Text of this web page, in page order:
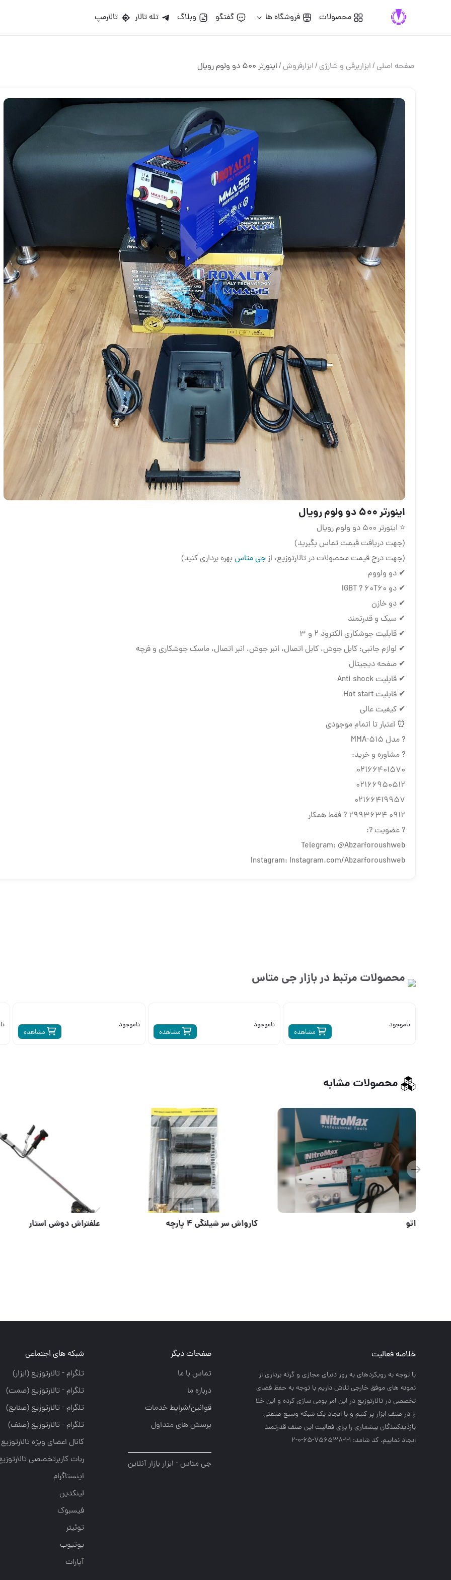
محصولات فروشگاه ها گفتگو وبلاگ تله تالار تالارمپ
صفحه اصلی/ابزاربرقی و شارژی/ابزارفروش/اینورتر ۵۰۰ دو ولوم رویال
اینورتر ۵۰۰ دو ولوم رویال
⭐ اینورتر ۵۰۰ دو ولوم رویال
(جهت دریافت قیمت تماس بگیرید)
(جهت درج قیمت محصولات در تالارتوزیع، ازجی متاس بهره برداری کنید)
✔ دو ولووم
✔ دو IGBT ? 60T60
✔ دو خازن
✔ سبک و قدرتمند
✔ قابلیت جوشکاری الکترود ۲ و ۳
✔ لوازم جانبی: کابل جوش، کابل اتصال، انبر جوش، انبر اتصال، ماسک جوشکاری و فرچه
✔ صفحه دیجیتال
✔ قابلیت Anti shock
✔ قابلیت Hot start
✔ کیفیت عالی
⏰ اعتبار تا اتمام موجودی
? مدل MMA-515
? مشاوره و خرید:
02166401570
02166950512
02166419957
0912 2993634 ? فقط همکار
? عضویت ?:
Telegram: @Abzarforoushweb
Instagram: Instagram.com/Abzarforoushweb
محصولات مرتبط در بازارجی متاس
مشاهده
ناموجود
مشاهده
ناموجود
مشاهده
ناموجود
محصولات مشابه
۲۰۰ امپر‌ دو ولوم اروا اتو کارواش سر شیلنگی ۴ پارچه
خلاصه فعالیت
با توجه به رويكردهاي به روز دنياي مجازي و گرته برداري از
نمونه هاي موفق خارجي تلاش داريم با توجه به حفظ فضاي
تخصصي در تالارتوزيع در اين امر بومي سازي كرده و اين خلا
را در صنف ابزار پر كنيم و با ايجاد يك شبكه وسيع صنعتي
بازديدكنندگان بيشماري را براي فعاليت اين صنف قدرتمند
ايجاد نماييم. کد شامد: 1-1-756538-65-0-2
صفحات دیگر
تماس با ما
درباره ما
قوانین/شرایط خدمات
پرسش های متداول
جی متاس - ابزار بازار آنلاین
شبکه های اجتماعی
تلگرام - تالارتوزيع (ابزار)
تلگرام - تالارتوزيع (صمت)
تلگرام - تالارتوزيع (صنايع)
تلگرام - تالارتوزیع (صنف)
کانال اعضای ویژه تالارتوزیع
ربات کاربرتخصصی
اینستاگرام
لینکدین
فیسبوک
توئیتر
یوتیوب
آپارات